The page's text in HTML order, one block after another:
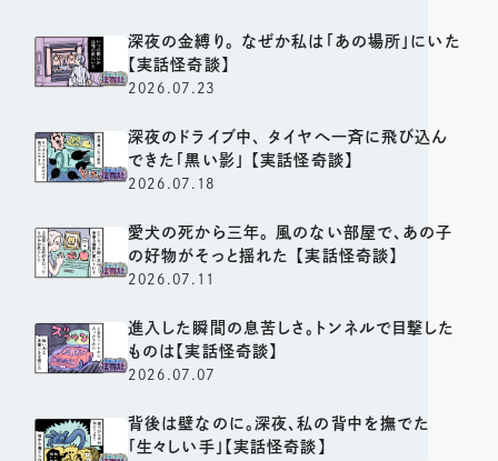
深夜の金縛り。 なぜか私は「あの場所」にいた
【実話怪奇談】
2026.07.23
深夜のドライブ中、 タイヤへ一斉に飛び込ん
できた「黒い影」 【実話怪奇談】
2026.07.18
愛犬の死から三年。 風のない部屋で、あの子
の好物がそっと揺れた 【実話怪奇談】
2026.07.11
進入した瞬間の息苦しさ。トンネルで目撃した
ものは【実話怪奇談】
2026.07.07
背後は壁なのに。深夜、私の背中を撫でた
「生々しい手」【実話怪奇談】